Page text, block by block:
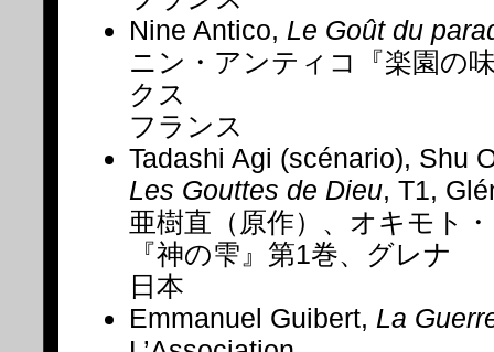
Nine Antico, Le Goût du
ニン・アンティコ『楽園の
クス
フランス
Tadashi Agi (scénario), Shu
Les Gouttes de Dieu, T1,
亜樹直（原作）、オキモト
『神の雫』第1巻、グレナ
日本
Emmanuel Guibert, La